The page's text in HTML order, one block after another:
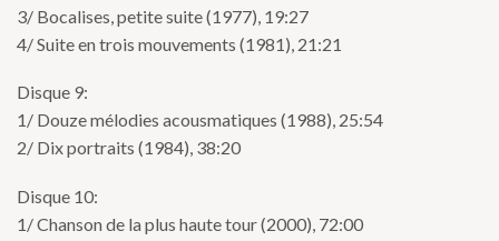
3/ Bocalises, petite suite (1977), 19:27
4/ Suite en trois mouvements (1981), 21:21
Disque 9:
1/ Douze mélodies acousmatiques (1988), 25:54
2/ Dix portraits (1984), 38:20
Disque 10:
1/ Chanson de la plus haute tour (2000), 72:00